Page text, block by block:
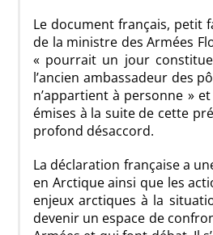
Le document français, petit
de la ministre des Armées
« pourrait un jour
l’ancien ambassadeur des
n’appartient à personne »
émises à la suite de cette
profond désaccord.
La déclaration française a
en Arctique ainsi que les
enjeux arctiques à la
devenir un espace de